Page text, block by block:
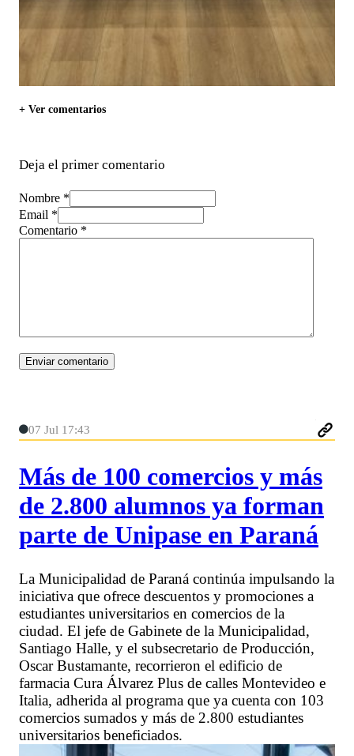
+ Ver comentarios
Deja el primer comentario
Nombre *
Email *
Comentario *
07 Jul 17:43
Más de 100 comercios y más
de 2.800 alumnos ya forman
parte de Unipase en Paraná
La Municipalidad de Paraná continúa impulsando la
iniciativa que ofrece descuentos y promociones a
estudiantes universitarios en comercios de la
ciudad. El jefe de Gabinete de la Municipalidad,
Santiago Halle, y el subsecretario de Producción,
Oscar Bustamante, recorrieron el edificio de
farmacia Cura Álvarez Plus de calles Montevideo e
Italia, adherida al programa que ya cuenta con 103
comercios sumados y más de 2.800 estudiantes
universitarios beneficiados.